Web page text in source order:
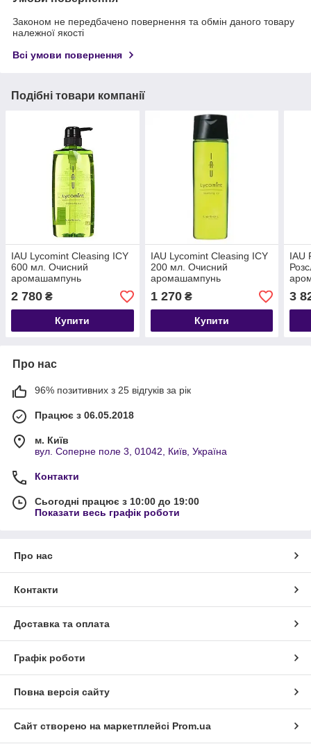
Законом не передбачено повернення та обмін даного товару
належної якості
Всі умови повернення
Подібні товари компанії
IAU Lycomint Cleasing ICY
600 мл. Очисний
аромашампунь
2 780 ₴
Купити
IAU Lycomint Cleasing ICY
200 мл. Очисний
аромашампунь
1 270₴
Купити
IAU
3
Про нас
96% позитивних з 25 відгуків за рік
Працює з 06.05.2018
м. Київ
вул. Соперне поле 3, 01042, Київ, Україна
Контакти
Сьогодні працює з 10:00 до 19:00
Показати весь графік роботи
Про нас
Контакти
Доставка та оплата
Графік роботи
Повна версія сайту
Сайт створено на маркетплейсі Prom.ua